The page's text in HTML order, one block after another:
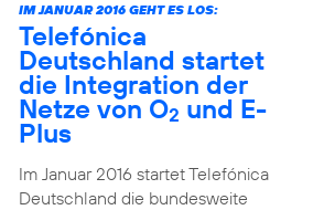
IM JANUAR 2016 GEHT ES LOS:
Telefónica
Deutschland startet
die Integration der
Netze von O2 und E-
Plus
Im Januar 2016 startet Telefónica
Deutschland die bundesweite